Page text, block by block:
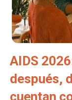
AIDS
después,
cuentan